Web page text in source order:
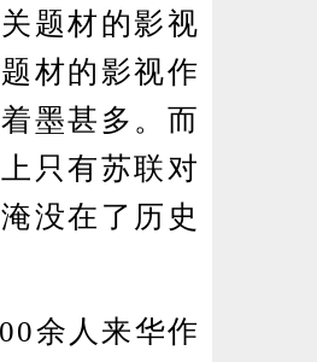
题材的影视
材的影视作
墨甚多。而
只有苏联对
没在了历史
余人来华作